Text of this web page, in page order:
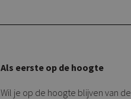
Als eerste op de hoogte
Wil je op de hoogte blijven van de